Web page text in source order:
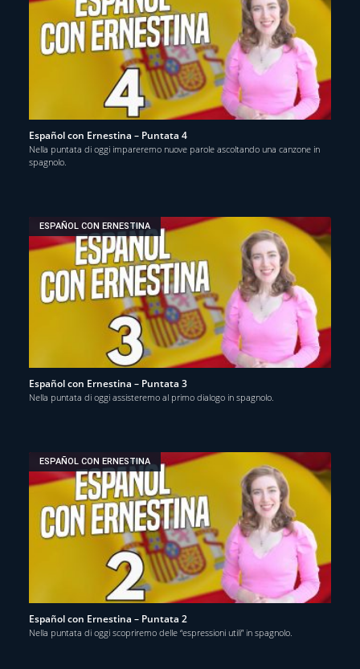
Español con Ernestina – Puntata 4
Nella puntata di oggi impareremo nuove parole ascoltando una canzone in
spagnolo.
ESPAÑOL CON ERNESTINA
Español con Ernestina – Puntata 3
Nella puntata di oggi assisteremo al primo dialogo in spagnolo.
ESPAÑOL CON ERNESTINA
Español con Ernestina – Puntata 2
Nella puntata di oggi scopriremo delle “espressioni utili” in spagnolo.